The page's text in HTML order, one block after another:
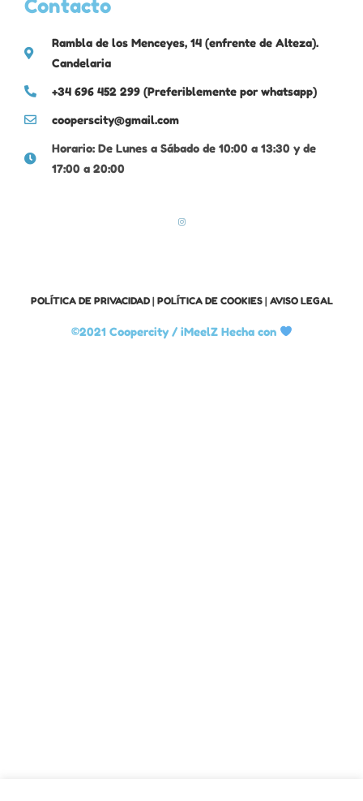
Contacto
Rambla de los Menceyes, 14 (enfrente de Alteza).
Candelaria
+34 696 452 299 (Preferiblemente por whatsapp)
cooperscity@gmail.com
Horario: De Lunes a Sábado de 10:00 a 13:30 y de
17:00 a 20:00
POLÍTICA DE PRIVACIDAD| POLÍTICA DE COOKIES| AVISO LEGAL
©2021 Coopercity /iMeelZ Hecha con